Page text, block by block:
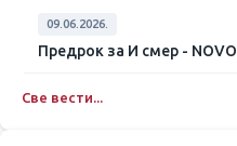
09.06.2026.
Предрок за И смер - NOVO
Све вести...